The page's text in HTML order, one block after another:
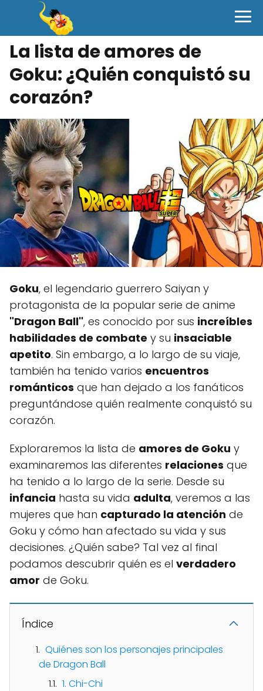
La lista de amores de
Goku: ¿Quién conquistó su
corazón?
Goku, el legendario guerrero Saiyan y
protagonista de la popular serie de anime
"Dragon Ball", es conocido por sus increíbles
habilidades de combate y su insaciable
apetito. Sin embargo, a lo largo de su viaje,
también ha tenido varios encuentros
románticos que han dejado a los fanáticos
preguntándose quién realmente conquistó su
corazón.
Exploraremos la lista de amores de Goku y
examinaremos las diferentes relaciones que
ha tenido a lo largo de la serie. Desde su
infancia hasta su vida adulta, veremos a las
mujeres que han capturado la atención de
Goku y cómo han afectado su vida y sus
decisiones. ¿Quién sabe? Tal vez al final
podamos descubrir quién es el verdadero
amor de Goku.
Índice
Quiénes son los personajes principales
de Dragon Ball
1. Chi-Chi